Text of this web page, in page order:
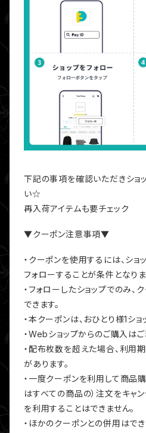
下記の事項を確認いただきショ
い☆
再入荷アイテムも要チェック
▼クーポン注意事項▼
・クーポンを使用するには、ショ
フォローすることが条件となりま
・フォローしたショップでのみ、
できます。
・本クーポンは、おひとり様1ショ
・Webショップからのご購入は
・配布枚数を超えた場合、利用
があります。
・一度クーポンを利用して商品購
はすべての商品の）注文をキャ
を利用することはできません。
・ほかのクーポンとの併用はでき